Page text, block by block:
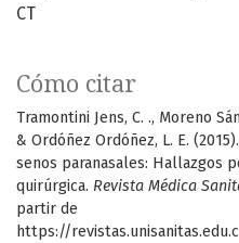
CT
Cómo citar
Tramontini Jens, C. ., Moreno
& Ordóñez Ordóñez, L. E.
senos paranasales: Hallazgos
quirúrgica. Revista Médica
partir de
https://